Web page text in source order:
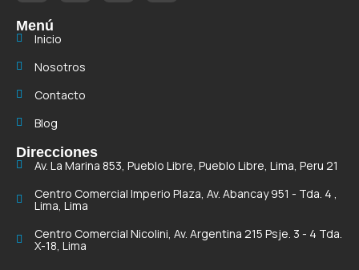
Menú
Inicio
Nosotros
Contacto
Blog
Direcciones
Av. La Marina 853, Pueblo Libre, Pueblo Libre, Lima, Peru 21
Centro Comercial Imperio Plaza, Av. Abancay 951 - Tda. 4 ,
Lima, Lima
Centro Comercial Nicolini, Av. Argentina 215 Psje. 3 - 4 Tda.
X-18, Lima